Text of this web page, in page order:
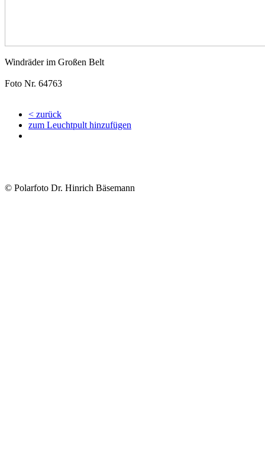
Windräder im Großen Belt
Foto Nr. 64763
< zurück
zum Leuchtpult hinzufügen
© Polarfoto Dr. Hinrich Bäsemann